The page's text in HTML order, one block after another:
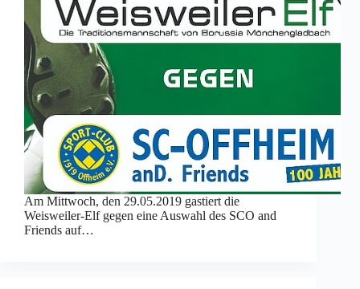
Am Mittwoch, den 29.05.2019 gastiert die
Weisweiler-Elf gegen eine Auswahl des SCO and
Friends auf…